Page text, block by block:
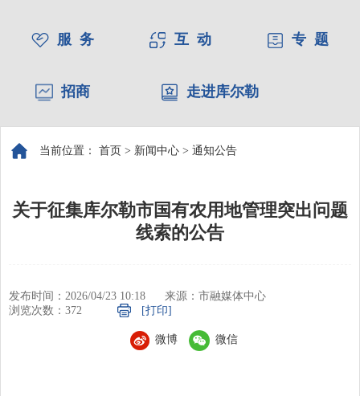
服 务 互 动 专 题
招商 走进库尔勒
当前位置： 首页 > 新闻中心 > 通知公告
关于征集库尔勒市国有农用地管理突出问题
线索的公告
发布时间：2026/04/23 10:18
来源：市融媒体中心
浏览次数： 372 [打印]
微博 微信